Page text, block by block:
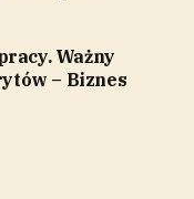
Ważny
– Biznes